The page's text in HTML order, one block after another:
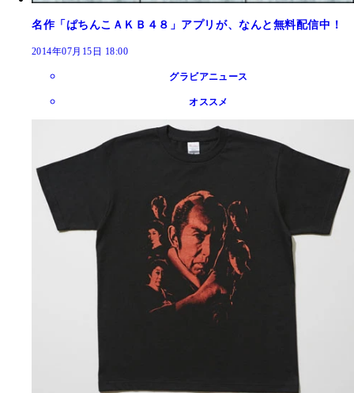
名作「ぱちんこＡＫＢ４８」アプリが、なんと無料配信中！
2014年07月15日 18:00
グラビアニュース
オススメ